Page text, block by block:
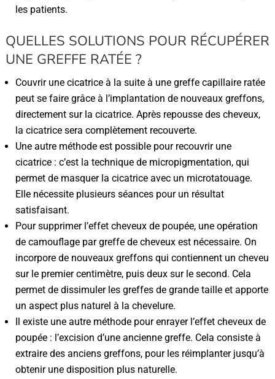
les patients.
QUELLES SOLUTIONS POUR RÉCUPÉRER
UNE GREFFE RATÉE ?
Couvrir une cicatrice à la suite à une greffe capillaire ratée
peut se faire grâce à l’implantation de nouveaux greffons,
directement sur la cicatrice. Après repousse des cheveux,
la cicatrice sera complètement recouverte.
Une autre méthode est possible pour recouvrir une
cicatrice : c’est la technique de micropigmentation, qui
permet de masquer la cicatrice avec un microtatouage.
Elle nécessite plusieurs séances pour un résultat
satisfaisant.
Pour supprimer l’effet cheveux de poupée, une opération
de camouflage par greffe de cheveux est nécessaire. On
incorpore de nouveaux greffons qui contiennent un cheveu
sur le premier centimètre, puis deux sur le second. Cela
permet de dissimuler les greffes de grande taille et apporte
un aspect plus naturel à la chevelure.
Il existe une autre méthode pour enrayer l’effet cheveux de
poupée : l’excision d’une ancienne greffe. Cela consiste à
extraire des anciens greffons, pour les réimplanter jusqu’à
obtenir une disposition plus naturelle.